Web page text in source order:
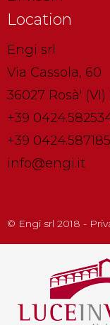
Location
Engi srl
Via Cassola, 60
36027 Rosà'
+39
+39 0424.587185
info@engi.it
© Engi srl 2018 -